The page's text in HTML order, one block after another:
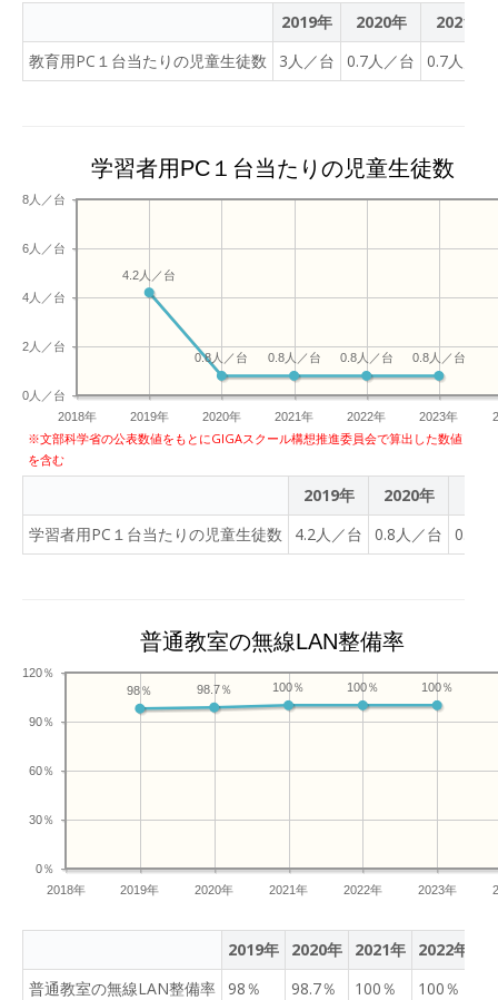
2019年 2020年
2021年
教育用PC１台当たりの児童生徒数
3人／台 0.7人／台 0.7人／台
学習者用PC１台当たりの児童生徒数
2018年 2019年 2020年 2021年 2022年 2023年
0人／台
2人／台
4人／台
6人／台
8人／台
0.8人／台
0.8人／台
0.8人／台
0.8人／台
4.2人／台
※文部科学省の公表数値をもとにGIGAスクール構想推進委員会で算出した数値
を含む
2019年 2020年
学習者用PC１台当たりの児童生徒数
4.2人／台 0.8人／台 0.8人
普通教室の無線LAN整備率
2018年 2019年 2020年 2021年 2022年 2023年
0％
30％
60％
90％
120％
100％
100％
100％
98.7％
98％
2019年 2020年 2021年 2022年
普通教室の無線LAN整備率
98％ 98.7％ 100％ 100％